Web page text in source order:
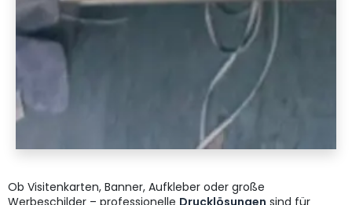
Ob Visitenkarten, Banner, Aufkleber oder große
Werbeschilder – professionelle Drucklösungen sind für